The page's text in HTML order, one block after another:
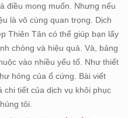
điều mong muốn. Nhưng nếu
là vô cùng quan trọng. Dịch
Thiên Tân có thể giúp bạn lấy
chóng và hiệu quả. Và, bảng
vào nhiều yếu tố. Như thiết
hỏng của ổ cứng. Bài viết
chi tiết của dịch vụ khôi phục
tôi.